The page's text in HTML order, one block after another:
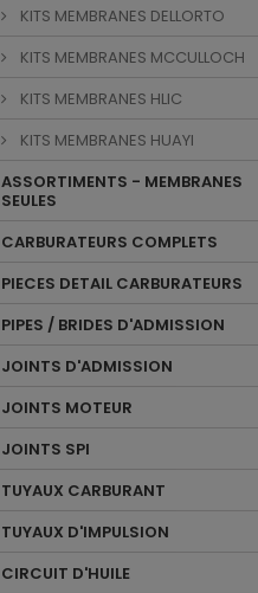
KITS MEMBRANES DELLORTO
KITS MEMBRANES MCCULLOCH
KITS MEMBRANES HLIC
KITS MEMBRANES HUAYI
ASSORTIMENTS - MEMBRANES
SEULES
CARBURATEURS COMPLETS
PIECES DETAIL CARBURATEURS
PIPES / BRIDES D'ADMISSION
JOINTS D'ADMISSION
JOINTS MOTEUR
JOINTS SPI
TUYAUX CARBURANT
TUYAUX D'IMPULSION
CIRCUIT D'HUILE